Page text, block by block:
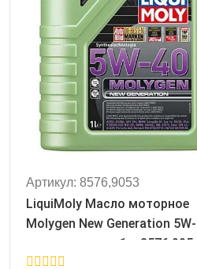
Артикул: 8576,9053
LiquiMoly Масло моторное
Molygen New Generation
синтетическое 1 л 8576 9053
8576,9053